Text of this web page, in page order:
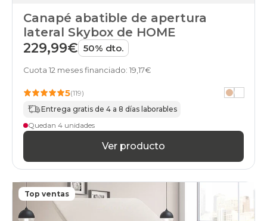
canapes-
abatibles
200x200cm-
black-
abatibles
105x180
online
black-
days
abatibles
210x190cm-
Canapé abatible de apertura
lateral Skybox de HOME
229,99€ 50% dto.
Cuota 12 meses financiado: 19,17€
5(119)
Entrega gratis de 4 a 8 días laborables
Quedan 4 unidades
Ver producto
Top ventas